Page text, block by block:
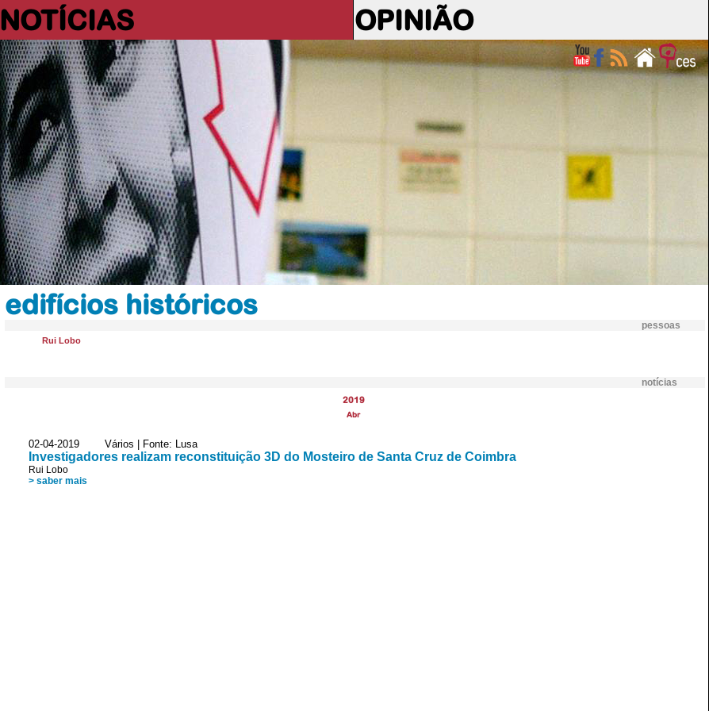
NOTÍCIAS OPINIÃO
edifícios históricos
pessoas
Rui Lobo
notícias
2019
Abr
02-04-2019 Vários | Fonte: Lusa
Investigadores realizam reconstituição 3D do Mosteiro de Santa Cruz de Coimbra
Rui Lobo
> saber mais